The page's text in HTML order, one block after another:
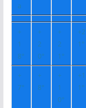
a
+
1
8°
+
2
0°
+
2
1°
+2
1°
+
7°
+
8°
+
1
0°
+1
1°